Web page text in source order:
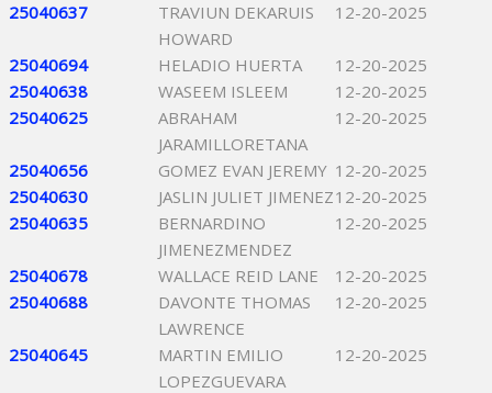
25040637
TRAVIUN DEKARUIS
HOWARD
12-20-2025
25040694 HELADIO HUERTA
12-20-2025
25040638
WASEEM ISLEEM
12-20-2025
25040625
ABRAHAM
JARAMILLORETANA
12-20-2025
25040656 GOMEZ EVAN JEREMY 12-20-2025
25040630
JASLIN JULIET JIMENEZ12-20-2025
25040635
BERNARDINO
JIMENEZMENDEZ
12-20-2025
25040678 WALLACE REID LANE
12-20-2025
25040688
DAVONTE THOMAS
LAWRENCE
12-20-2025
25040645
MARTIN EMILIO
LOPEZGUEVARA
12-20-2025